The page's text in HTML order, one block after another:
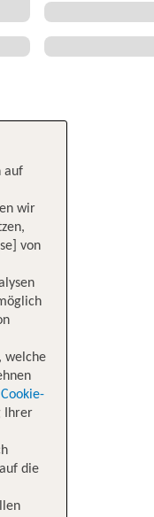
auf
wir
von
welche
Cookie-
Ihrer
die